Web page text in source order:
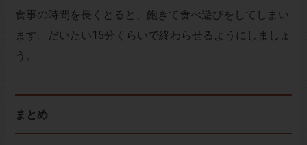
食事の時間を長くとると、飽きて食べ遊びをしてしまい
ます。だいたい15分くらいで終わらせるようにしましょ
う。
まとめ